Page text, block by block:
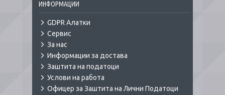
ИНФОРМАЦИИ
GDPR Алатки
Сервис
За нас
Информации за достава
Заштита на податоци
Услови на работа
Офицер за Заштита на Лични Податоци